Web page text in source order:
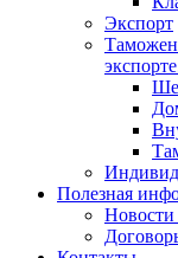
Экспорт
Полезная
Новости